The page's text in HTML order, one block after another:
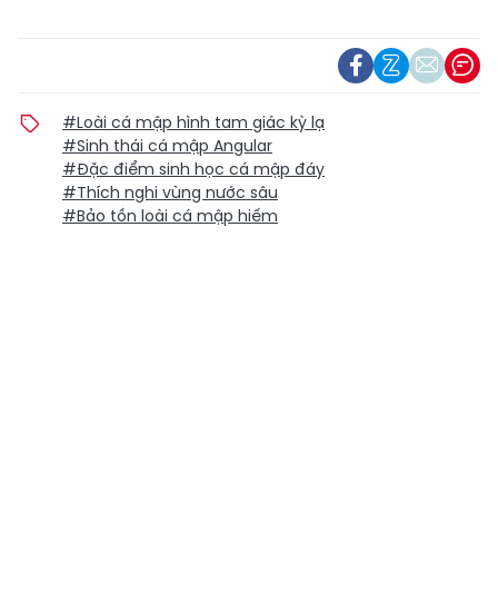
#Loài cá mập hình tam giác kỳ lạ
#Sinh thái cá mập Angular
#Đặc điểm sinh học cá mập đáy
#Thích nghi vùng nước sâu
#Bảo tồn loài cá mập hiếm